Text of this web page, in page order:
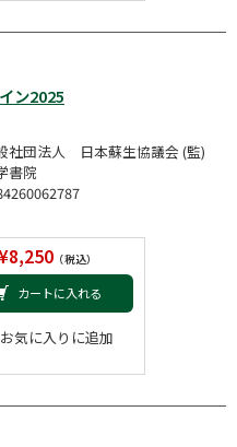
ン2025
社団法人 日本蘇生協議会 (監)
書院
（税込）
カートに入れる
お気に入りに追加